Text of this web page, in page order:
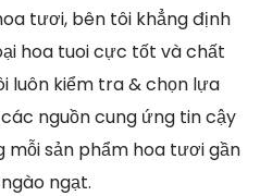
tươi, bên tôi khẳng định
hoa tuoi cực tốt và chất
luôn kiểm tra & chọn lựa
nguồn cung ứng tin cậy
sản phẩm hoa tươi gần
ngạt.